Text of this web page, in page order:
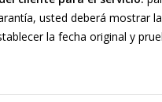
usted deberá mostrar
la fecha original y